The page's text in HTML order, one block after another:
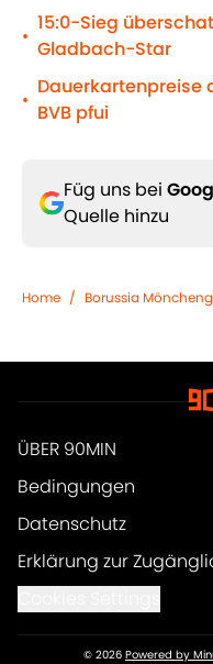
•
15:0-Sieg
Gladbach-Star
•
Dauerkartenpreise
BVB pfui
Füg uns bei
Quelle hinzu
Home / Borussia
ÜBER 90MIN
Bedingungen
Datenschutz
Erklärung zur
© 2026 Powered by